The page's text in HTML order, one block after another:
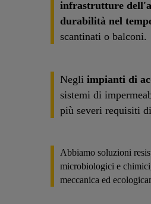
infrastrutture
durabilità nel
scantinati o balconi.
Negli impianti di
sistemi di
più severi requisiti
Abbiamo soluzioni
microbiologici e
meccanica ed